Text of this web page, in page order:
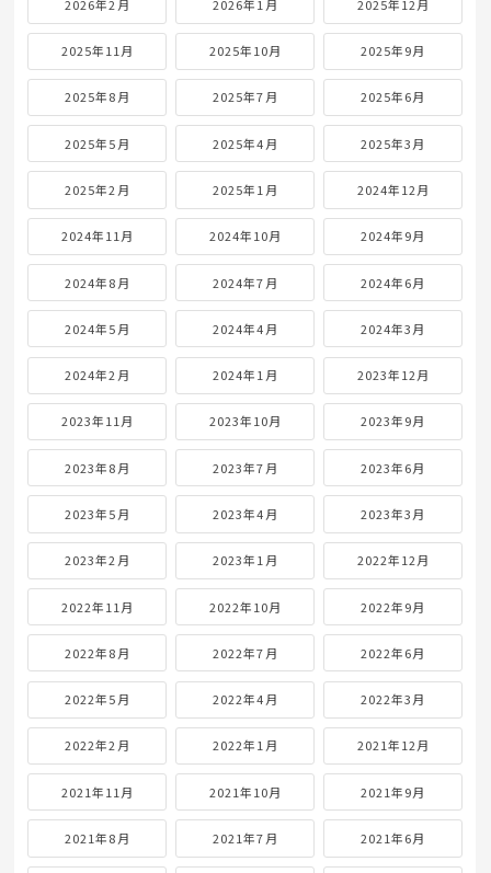
2026年2月 2026年1月 2025年12月
2025年11月 2025年10月 2025年9月
2025年8月 2025年7月 2025年6月
2025年5月 2025年4月 2025年3月
2025年2月 2025年1月 2024年12月
2024年11月 2024年10月 2024年9月
2024年8月 2024年7月 2024年6月
2024年5月 2024年4月 2024年3月
2024年2月 2024年1月 2023年12月
2023年11月 2023年10月 2023年9月
2023年8月 2023年7月 2023年6月
2023年5月 2023年4月 2023年3月
2023年2月 2023年1月 2022年12月
2022年11月 2022年10月 2022年9月
2022年8月 2022年7月 2022年6月
2022年5月 2022年4月 2022年3月
2022年2月 2022年1月 2021年12月
2021年11月 2021年10月 2021年9月
2021年8月 2021年7月 2021年6月